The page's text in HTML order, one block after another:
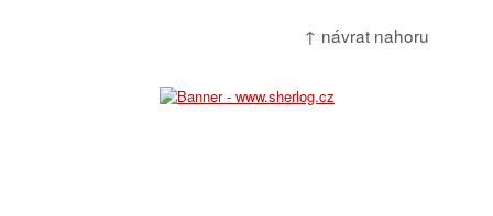
↑ návrat nahoru